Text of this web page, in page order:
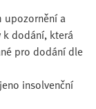
upozornění a
dodání, která
pro dodání dle
insolvenční